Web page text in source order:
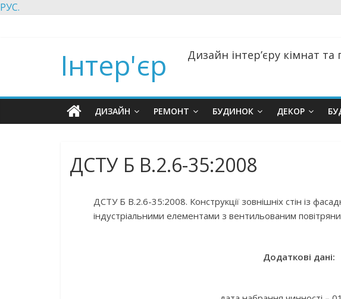
РУС.
Інтер'єр Дизайн інтер’єру кімнат
ДИЗАЙН РЕМОНТ БУДИНОК ДЕКОР
ДСТУ Б В.2.6-35:2008
ДСТУ Б В.2.6-35:2008. Конструкції зовнішніх стін із
індустріальними елементами з вентильованим
Додаткові дані: